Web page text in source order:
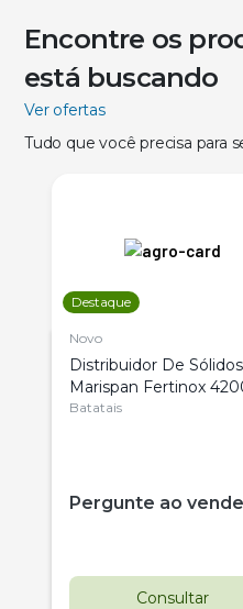
Encontre os
está buscando
Ver ofertas
Tudo que você precisa para
Destaque
Novo
Distribuidor De Sólidos
Marispan Fertinox
Citrus
Batatais
Pergunte ao
Consultar